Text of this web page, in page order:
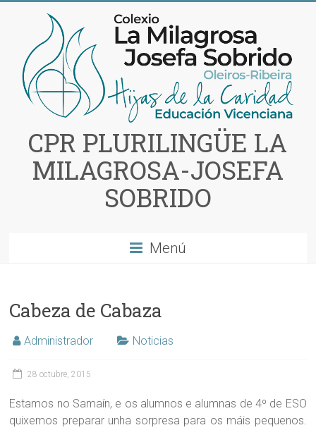
contenido
CPR PLURILINGÜE LA
MILAGROSA-JOSEFA
SOBRIDO
Menú
Cabeza de Cabaza
Administrador Noticias
28 octubre, 2015
Estamos no Samaín, e os alumnos e alumnas de 4º de ESO
quixemos preparar unha sorpresa para os máis pequenos.